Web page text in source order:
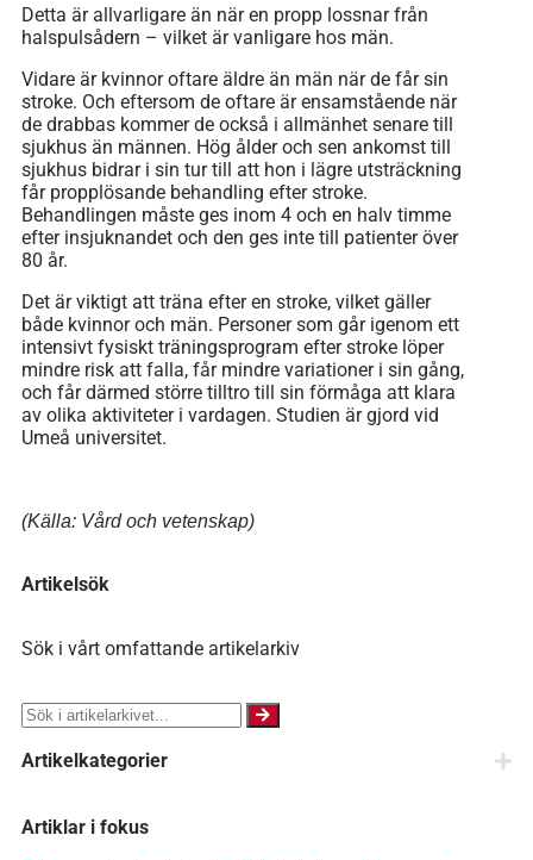
Detta är allvarligare än när en propp lossnar från
halspulsådern – vilket är vanligare hos män.
Vidare är kvinnor oftare äldre än män när de får sin
stroke. Och eftersom de oftare är ensamstående när
de drabbas kommer de också i allmänhet senare till
sjukhus än männen. Hög ålder och sen ankomst till
sjukhus bidrar i sin tur till att hon i lägre utsträckning
får propplösande behandling efter stroke.
Behandlingen måste ges inom 4 och en halv timme
efter insjuknandet och den ges inte till patienter över
80 år.
Det är viktigt att träna efter en stroke, vilket gäller
både kvinnor och män. Personer som går igenom ett
intensivt fysiskt träningsprogram efter stroke löper
mindre risk att falla, får mindre variationer i sin gång,
och får därmed större tilltro till sin förmåga att klara
av olika aktiviteter i vardagen. Studien är gjord vid
Umeå universitet.
(Källa: Vård och vetenskap)
Artikelsök
Sök i vårt omfattande artikelarkiv
Artikelkategorier
Artiklar i fokus